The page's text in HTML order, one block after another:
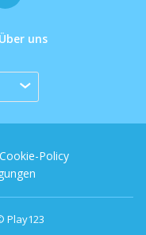
Über uns
Play123
Cookie-Policy